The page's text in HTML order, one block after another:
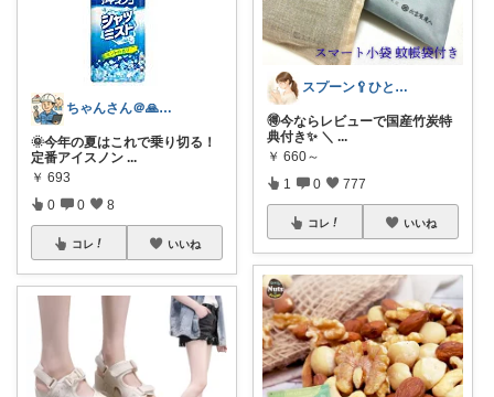
ちゃんさん＠🙏kansya👶1👶0
🌞今年の夏はこれで乗り切る！
定番アイスノン ...
￥ 693
0 0 8
コレ いいね
スプーン🥄ひとさじの暮らし
🉐今ならレビューで国産竹炭特
典付き✨ ＼ ...
￥ 660～
1 0 777
コレ いいね